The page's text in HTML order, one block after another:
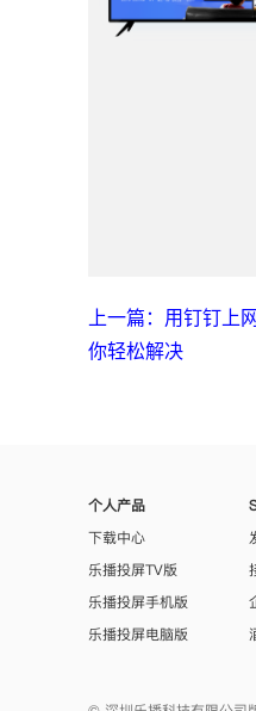
上一篇：用钉钉上
你轻松解决
个人产品
下载中心
乐播投屏TV版
乐播投屏手机版
乐播投屏电脑版